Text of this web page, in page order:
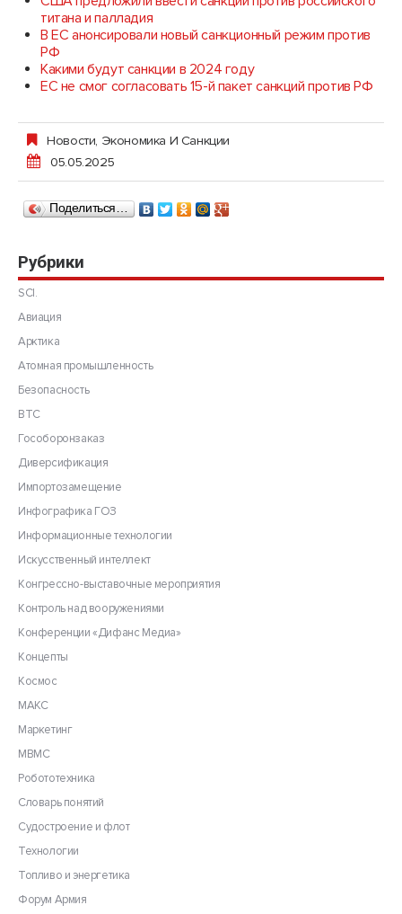
титана и палладия
В ЕС анонсировали новый санкционный режим против
РФ
Какими будут санкции в 2024 году
ЕС не смог согласовать 15-й пакет санкций против РФ
Новости, Экономика И Санкции
05.05.2025
Поделиться…
Рубрики
SCI.
Авиация
Арктика
Атомная промышленность
Безопасность
ВТС
Гособоронзаказ
Диверсификация
Импортозамещение
Инфографика ГОЗ
Информационные технологии
Искусственный интеллект
Конгрессно-выставочные мероприятия
Контроль над вооружениями
Конференции «Дифанс Медиа»
Концепты
Космос
МАКС
Маркетинг
МВМС
Робототехника
Словарь понятий
Судостроение и флот
Технологии
Топливо и энергетика
Форум Армия